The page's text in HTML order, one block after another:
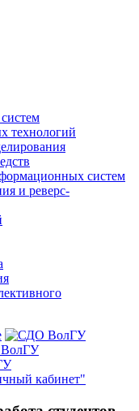
технологий
систем
и реверс-
ВолГУ
кабинет"